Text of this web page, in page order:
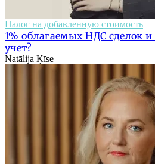
Налог на добавленную стоимость
1% облагаемых НДС сделок
учет?
Natālija Ķīse